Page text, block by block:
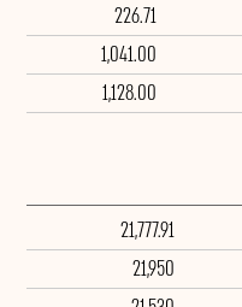
226.71
1,041.00
1,128.00
21,777.91
21,950